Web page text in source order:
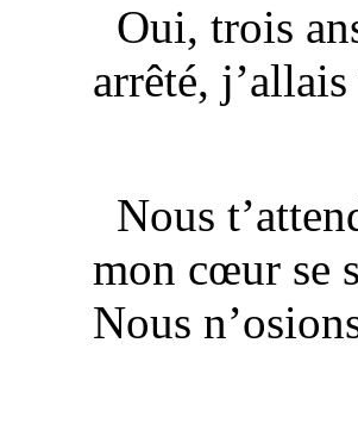
Oui, trois
arrêté,
Nous
mon cœur se
Nous